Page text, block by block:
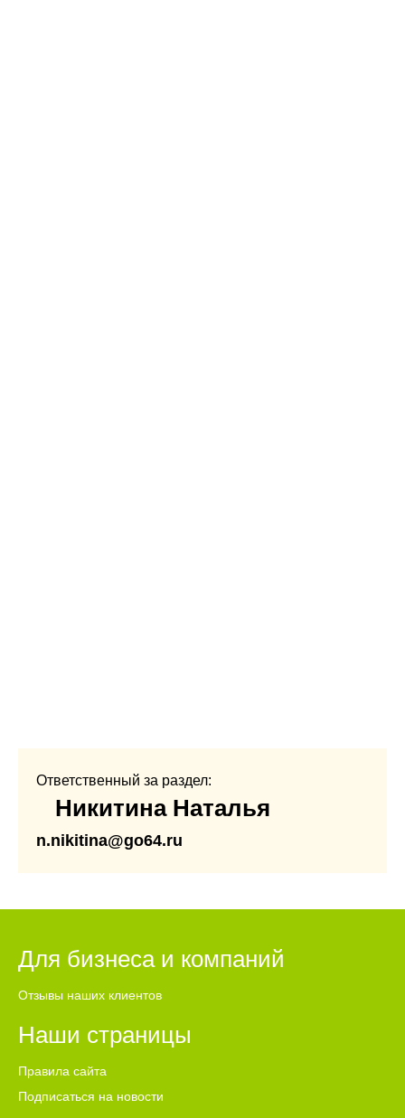
Ответственный за раздел:
Никитина Наталья
n.nikitina@go64.ru
Для бизнеса и компаний
Отзывы наших клиентов
Наши страницы
Правила сайта
Подписаться на новости